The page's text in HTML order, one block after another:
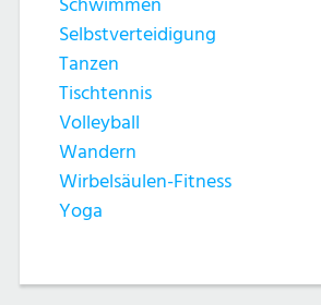
Selbstverteidigung
Tanzen
Tischtennis
Volleyball
Wandern
Wirbelsäulen-Fitness
Yoga